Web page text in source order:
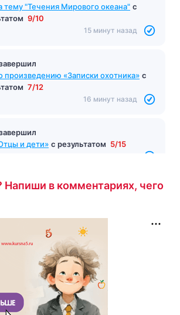
тему "Течения Мирового океана" с
9/10
15 минут назад
произведению «Записки охотника» с
7/12
16 минут назад
и дети» с результатом 5/15
в комментариях, чего